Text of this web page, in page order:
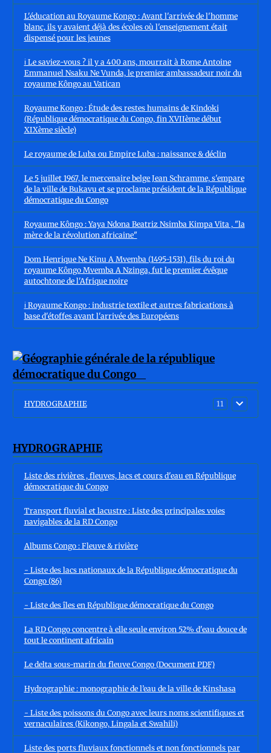
L'éducation au Royaume Kongo : Avant l'arrivée de l'homme
blanc, ils y avaient déjà des écoles où l'enseignement était
dispensé pour les jeunes
ℹ️ Le saviez-vous ? il y a 400 ans, mourrait à Rome Antoine
Emmanuel Nsaku Ne Vunda, le premier ambassadeur noir du
royaume Kôngo au Vatican
Royaume Kongo : Étude des restes humains de Kindoki
(République démocratique du Congo, fin XVIIème début
XIXème siècle)
Le royaume de Luba ou Empire Luba : naissance & déclin
Le 5 juillet 1967, le mercenaire belge Jean Schramme, s'empare
de la ville de Bukavu et se proclame président de la République
démocratique du Congo
Royaume Kôngo : Yaya Ndona Beatriz Nsimba Kimpa Vita , "la
mère de la révolution africaine"
Dom Henrique Ne Kinu A Mvemba (1495-1531), fils du roi du
royaume Kôngo Mvemba A Nzinga, fut le premier évêque
autochtone de l'Afrique noire
ℹ️ Royaume Kongo : industrie textile et autres fabrications à
base d'étoffes avant l'arrivée des Européens
HYDROGRAPHIE 11
HYDROGRAPHIE
Liste des rivières , fleuves, lacs et cours d'eau en République
démocratique du Congo
Transport fluvial et lacustre : Liste des principales voies
navigables de la RD Congo
Albums Congo : Fleuve & rivière
- Liste des lacs nationaux de la République démocratique du
Congo (86)
- Liste des îles en République démocratique du Congo
La RD Congo concentre à elle seule environ 52% d'eau douce de
tout le continent africain
Le delta sous-marin du fleuve Congo (Document PDF)
Hydrographie : monographie de l’eau de la ville de Kinshasa
- Liste des poissons du Congo avec leurs noms scientifiques et
vernaculaires (Kikongo, Lingala et Swahili)
Liste des ports fluviaux fonctionnels et non fonctionnels par